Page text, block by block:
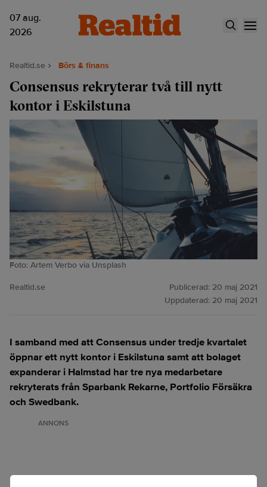
07 aug.
2026
Realtid.se Börs & finans
Consensus rekryterar två till nytt
kontor i Eskilstuna
Foto: Artem Verbo via Unsplash
Realtid.se Publicerad: 20 maj 2021
Uppdaterad: 20 maj 2021
I samband med att Consensus under tredje kvartalet
öppnar ett nytt kontor i Eskilstuna samt att bolaget
expanderar i Halmstad har tre nya medarbetare
rekryterats från Sparbank Rekarne, Portfolio Försäkra
och Swedbank.
ANNONS